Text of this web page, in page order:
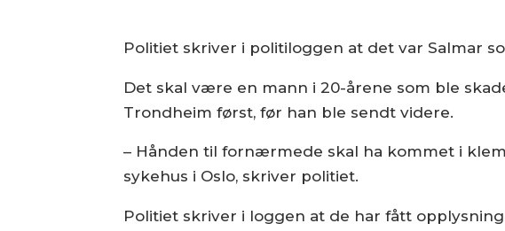
Politiet skriver i politiloggen at det var Salmar
Det skal være en mann i 20-årene som ble
Trondheim først, før han ble sendt videre.
– Hånden til fornærmede skal ha kommet i
sykehus i Oslo, skriver politiet.
Politiet skriver i loggen at de har fått